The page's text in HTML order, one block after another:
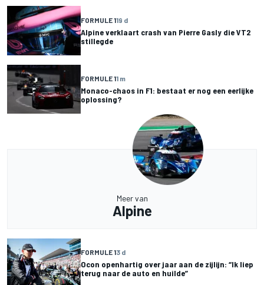
FORMULE 119 d
Alpine verklaart crash van Pierre Gasly die VT2
stillegde
FORMULE 11 m
Monaco-chaos in F1: bestaat er nog een eerlijke
oplossing?
Meer van
Alpine
FORMULE 13 d
Ocon openhartig over jaar aan de zijlijn: “Ik liep
terug naar de auto en huilde”